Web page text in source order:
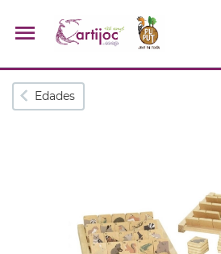
Búsquedas populares
Edades